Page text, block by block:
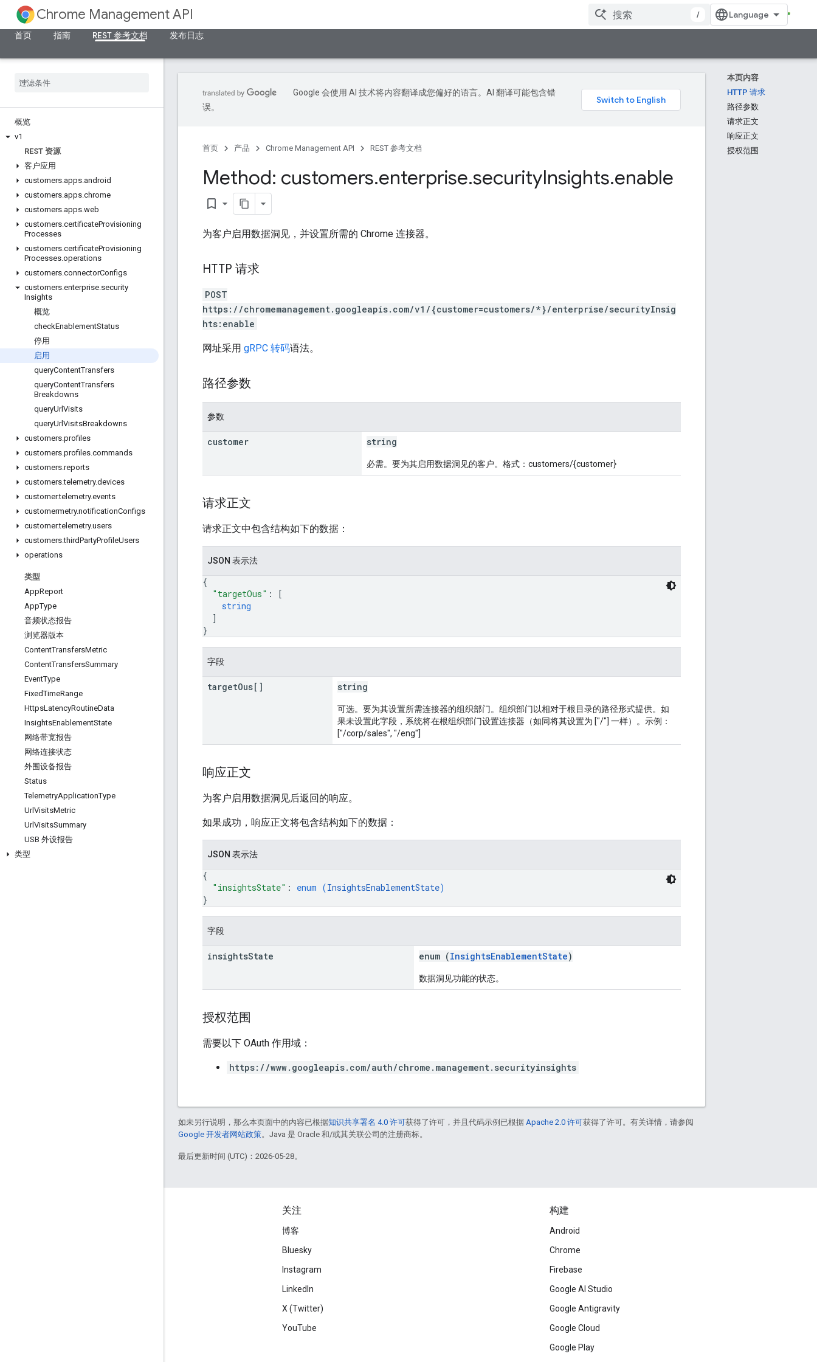
Chrome Management API
/
首页
指南 REST 参考文档 发布日志
概览
v1
REST 资源
客户应用
customers.apps.android
customers.apps.chrome
customers.apps.web
customers.certificateProvisioning
Processes
customers.certificateProvisioning
Processes.operations
customers.connectorConfigs
customers.enterprise.security
Insights
概览
checkEnablementStatus
停用
启用
queryContentTransfers
queryContentTransfers
Breakdowns
queryUrlVisits
queryUrlVisitsBreakdowns
customers.profiles
customers.profiles.commands
customers.reports
customers.telemetry.devices
customer.telemetry.events
customermetry.notificationConfigs
customer.telemetry.users
customers.thirdPartyProfileUsers
operations
类型
AppReport
AppType
音频状态报告
浏览器版本
ContentTransfersMetric
ContentTransfersSummary
EventType
FixedTimeRange
HttpsLatencyRoutineData
InsightsEnablementState
网络带宽报告
网络连接状态
外围设备报告
Status
TelemetryApplicationType
UrlVisitsMetric
UrlVisitsSummary
USB 外设报告
类型
本页内容
HTTP 请求
路径参数
请求正文
响应正文
授权范围
Google 会使用 AI 技术将内容翻译成您偏好的语言。AI 翻译可能包含错
误。
首页 产品 Chrome Management API REST 参考文档
Method: customers.enterprise.securityInsights.enable
bookmark_border
为客户启用数据洞见，并设置所需的 Chrome 连接器。
HTTP 请求
POST
https://chromemanagement.googleapis.com/v1/{customer=customers/*}/enterprise/securityInsig
hts:enable
网址采用 gRPC 转码语法。
路径参数
参数
customer string
必需。要为其启用数据洞见的客户。格式：customers/{customer}
请求正文
请求正文中包含结构如下的数据：
JSON 表示法
{
"targetOus" :
[
string
]
}
字段
targetOus[] string
可选。要为其设置所需连接器的组织部门。组织部门以相对于根目录的路径形式提供。如
果未设置此字段，系统将在根组织部门设置连接器（如同将其设置为 ["/"] 一样）。示例：
["/corp/sales", "/eng"]
响应正文
为客户启用数据洞见后返回的响应。
如果成功，响应正文将包含结构如下的数据：
JSON 表示法
{
"insightsState" : enum (InsightsEnablementState)
}
字段
insightsState enum (InsightsEnablementState)
数据洞见功能的状态。
授权范围
需要以下 OAuth 作用域：
https://www.googleapis.com/auth/chrome.management.securityinsights
如未另行说明，那么本页面中的内容已根据知识共享署名 4.0 许可获得了许可，并且代码示例已根据 Apache 2.0 许可获得了许可。有关详情，请参阅
Google 开发者网站政策。Java 是 Oracle 和/或其关联公司的注册商标。
最后更新时间 (UTC)：2026-05-28。
关注
博客
Bluesky
Instagram
LinkedIn
X (Twitter)
YouTube
构建
Android
Chrome
Firebase
Google AI Studio
Google Antigravity
Google Cloud
Google Play